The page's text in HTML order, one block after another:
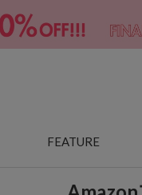
FEATURE